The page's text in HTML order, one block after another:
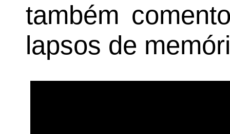
também
lapsos de